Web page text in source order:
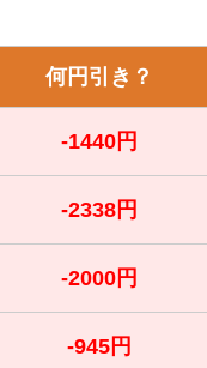
何円引き？
-1440円
-2338円
-2000円
-945円